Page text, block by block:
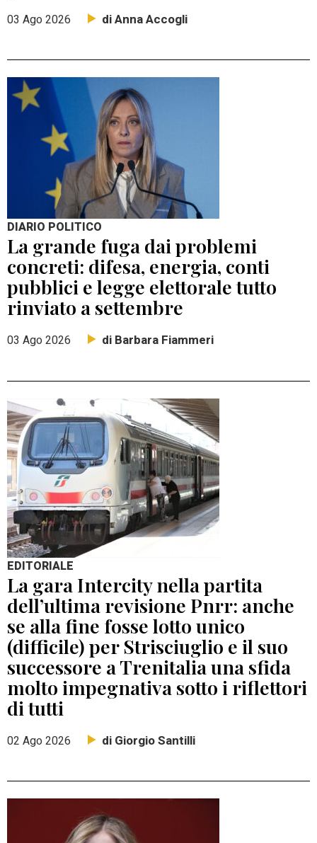
03 Ago 2026 di Anna Accogli
DIARIO POLITICO
La grande fuga dai problemi
concreti: difesa, energia, conti
pubblici e legge elettorale tutto
rinviato a settembre
03 Ago 2026 di Barbara Fiammeri
EDITORIALE
La gara Intercity nella partita
dell’ultima revisione Pnrr: anche
se alla fine fosse lotto unico
(difficile) per Strisciuglio e il suo
successore a Trenitalia una sfida
molto impegnativa sotto i riflettori
di tutti
02 Ago 2026 di Giorgio Santilli